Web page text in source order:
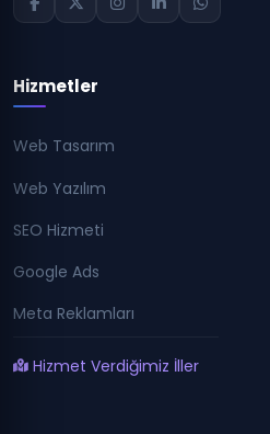
Hizmetler
Web Tasarım
Web Yazılım
SEO Hizmeti
Google Ads
Meta Reklamları
Hizmet Verdiğimiz İller